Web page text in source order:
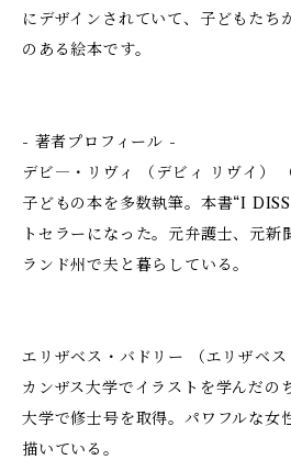
にデザインされていて、子どもたち
のある絵本です。
- 著者プロフィール -
デビ―・リヴィ （デビィ リヴイ） （
子どもの本を多数執筆。本書“I
トセラーになった。元弁護士、元新
ランド州で夫と暮らしている。
エリザベス・バドリー （エリザベス
カンザス大学でイラストを学んだの
大学で修士号を取得。パワフルな女
描いている。